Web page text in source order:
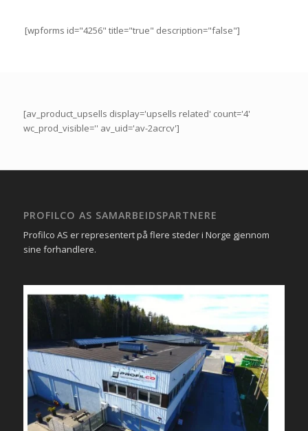
[wpforms id="4256" title="true" description="false"]
[av_product_upsells display='upsells related' count='4'
wc_prod_visible='' av_uid='av-2acrcv']
PROFILCO AS SAMARBEIDSPARTNERE
Profilco AS er representert på flere steder i Norge gjennom
sine forhandlere.